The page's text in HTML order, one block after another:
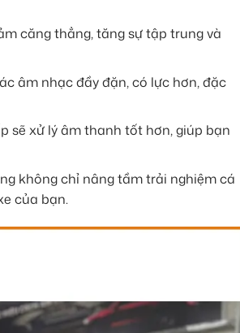
căng thẳng, tăng sự tập trung và
âm nhạc đầy đặn, có lực hơn, đặc
sẽ xử lý âm thanh tốt hơn, giúp bạn
không chỉ nâng tầm trải nghiệm cá
của bạn.